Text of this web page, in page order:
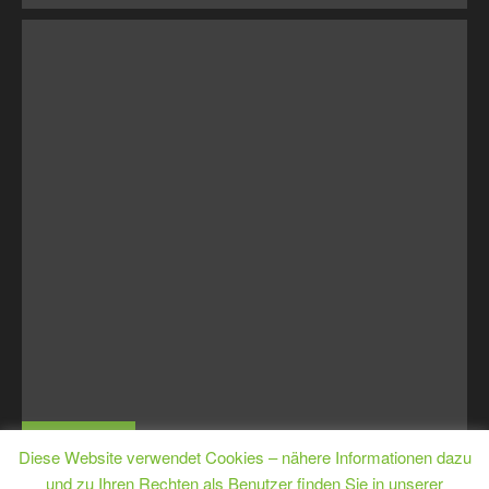
MJugE
Diese Website verwendet Cookies – nähere Informationen dazu
und zu Ihren Rechten als Benutzer finden Sie in unserer